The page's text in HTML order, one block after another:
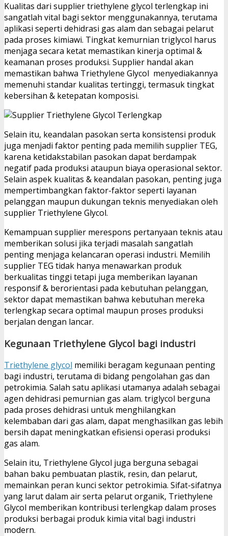
Kualitas dari supplier triethylene glycol terlengkap ini
sangatlah vital bagi sektor menggunakannya, terutama
aplikasi seperti dehidrasi gas alam dan sebagai pelarut
pada proses kimiawi. Tingkat kemurnian triglycol harus
menjaga secara ketat memastikan kinerja optimal &
keamanan proses produksi. Supplier handal akan
memastikan bahwa Triethylene Glycol menyediakannya
memenuhi standar kualitas tertinggi, termasuk tingkat
kebersihan & ketepatan komposisi.
Selain itu, keandalan pasokan serta konsistensi produk
juga menjadi faktor penting pada memilih supplier TEG,
karena ketidakstabilan pasokan dapat berdampak
negatif pada produksi ataupun biaya operasional sektor.
Selain aspek kualitas & keandalan pasokan, penting juga
mempertimbangkan faktor-faktor seperti layanan
pelanggan maupun dukungan teknis menyediakan oleh
supplier Triethylene Glycol.
Kemampuan supplier merespons pertanyaan teknis atau
memberikan solusi jika terjadi masalah sangatlah
penting menjaga kelancaran operasi industri. Memilih
supplier TEG tidak hanya menawarkan produk
berkualitas tinggi tetapi juga memberikan layanan
responsif & berorientasi pada kebutuhan pelanggan,
sektor dapat memastikan bahwa kebutuhan mereka
terlengkap secara optimal maupun proses produksi
berjalan dengan lancar.
Kegunaan Triethylene Glycol bagi industri
Triethylene glycol memiliki beragam kegunaan penting
bagi industri, terutama di bidang pengolahan gas dan
petrokimia. Salah satu aplikasi utamanya adalah sebagai
agen dehidrasi pemurnian gas alam. triglycol berguna
pada proses dehidrasi untuk menghilangkan
kelembaban dari gas alam, dapat menghasilkan gas lebih
bersih dapat meningkatkan efisiensi operasi produksi
gas alam.
Selain itu, Triethylene Glycol juga berguna sebagai
bahan baku pembuatan plastik, resin, dan pelarut,
memainkan peran kunci sektor petrokimia. Sifat-sifatnya
yang larut dalam air serta pelarut organik, Triethylene
Glycol memberikan kontribusi terlengkap dalam proses
produksi berbagai produk kimia vital bagi industri
modern.